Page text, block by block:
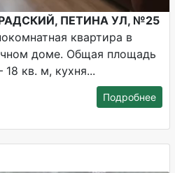
ПЕТИНА УЛ, №25
квартира в
доме. Общая площадь
кв. м, кухня...
Подробнее